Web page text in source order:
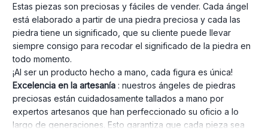
Estas piezas son preciosas y fáciles de vender. Cada ángel
está elaborado a partir de una piedra preciosa y cada las
piedra tiene un significado, que su cliente puede llevar
siempre consigo para recodar el significado de la piedra en
todo momento.
¡Al ser un producto hecho a mano, cada figura es única!
Excelencia en la artesanía : nuestros ángeles de piedras
preciosas están cuidadosamente tallados a mano por
expertos artesanos que han perfeccionado su oficio a lo
largo de generaciones. Esto garantiza que cada pieza sea